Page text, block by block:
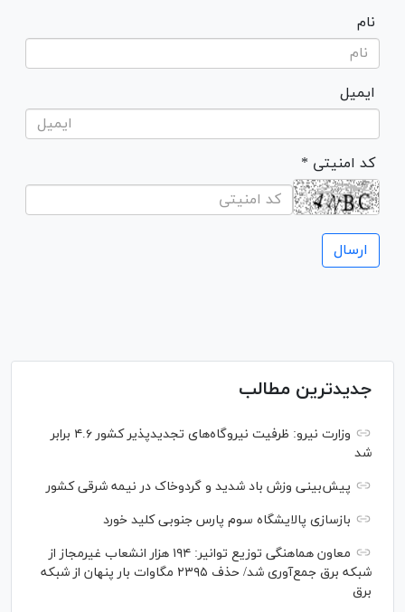
نام
ایمیل
* کد امنیتی
جدیدترین مطالب
وزارت نیرو: ظرفیت نیروگاه‌های تجدیدپذیر کشور ۴.۶ برابر
شد
پیش‌بینی وزش باد شدید و گردوخاک در نیمه شرقی کشور
بازسازی پالایشگاه سوم پارس جنوبی کلید خورد
معاون هماهنگی توزیع توانیر: ۱۹۴ هزار انشعاب غیرمجاز از
شبکه برق جمع‌آوری شد/ حذف ۲۳۹۵ مگاوات بار پنهان از شبکه
برق